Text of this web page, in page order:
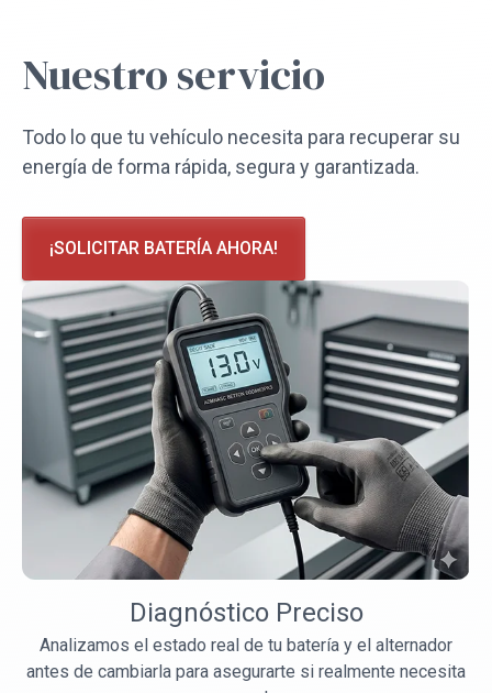
Nuestro servicio
Todo lo que tu vehículo necesita para recuperar su
energía de forma rápida, segura y garantizada.
¡SOLICITAR BATERÍA AHORA!
Diagnóstico Preciso
Analizamos el estado real de tu batería y el alternador
antes de cambiarla para asegurarte si realmente necesita